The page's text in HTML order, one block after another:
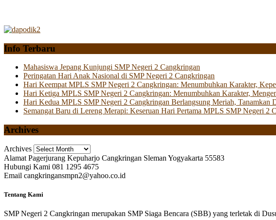
Info Terbaru
Mahasiswa Jepang Kunjungi SMP Negeri 2 Cangkringan
Peringatan Hari Anak Nasional di SMP Negeri 2 Cangkringan
Hari Keempat MPLS SMP Negeri 2 Cangkringan: Menumbuhkan Karakter,
Hari Ketiga MPLS SMP Negeri 2 Cangkringan: Menumbuhkan Karakter,
Hari Kedua MPLS SMP Negeri 2 Cangkringan Berlangsung Meriah, Tanamkan
Semangat Baru di Lereng Merapi: Keseruan Hari Pertama MPLS SMP Negeri 2
Archives
Archives
Alamat Pagerjurang Kepuharjo Cangkringan Sleman Yogyakarta 55583
Hubungi Kami 081 1295 4675
Email cangkringansmpn2@yahoo.co.id
Tentang Kami
SMP Negeri 2 Cangkringan merupakan SMP Siaga Bencara (SBB) yang terletak di